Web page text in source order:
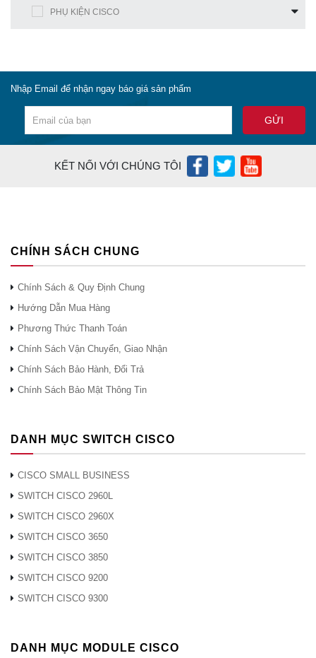
PHỤ KIỆN CISCO
Nhập Email để nhận ngay báo giá sản phẩm
KẾT NỐI VỚI CHÚNG TÔI
CHÍNH SÁCH CHUNG
Chính Sách & Quy Định Chung
Hướng Dẫn Mua Hàng
Phương Thức Thanh Toán
Chính Sách Vận Chuyển, Giao Nhận
Chính Sách Bảo Hành, Đổi Trả
Chính Sách Bảo Mật Thông Tin
DANH MỤC SWITCH CISCO
CISCO SMALL BUSINESS
SWITCH CISCO 2960L
SWITCH CISCO 2960X
SWITCH CISCO 3650
SWITCH CISCO 3850
SWITCH CISCO 9200
SWITCH CISCO 9300
DANH MỤC MODULE CISCO